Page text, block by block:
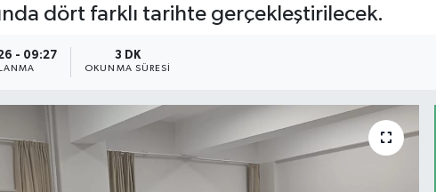
dört farklı tarihte gerçekleştirilecek.
- 09:27 3 DK
OKUNMA SÜRESI